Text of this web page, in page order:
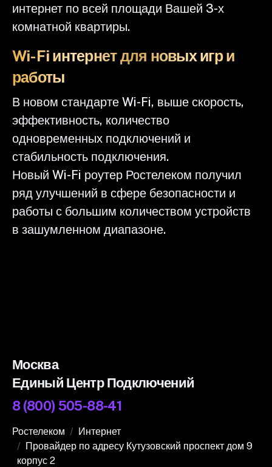
интернет по всей площади Вашей 3-х
комнатной квартиры.
Wi-Fi интернет для новых игр и
работы
В новом стандарте Wi-Fi, выше скорость,
эффективность, количество
одновременных подключений и
стабильность подключения.
Новый Wi-Fi роутер Ростелеком получил
ряд улучшений в сфере безопасности и
работы с большим количеством устройств
в зашумленном диапазоне.
Москва
Единый Центр Подключений
8 (800) 505-88-41
Ростелеком
Интернет
Провайдер по адресу Кутузовский проспект дом 9
корпус 2